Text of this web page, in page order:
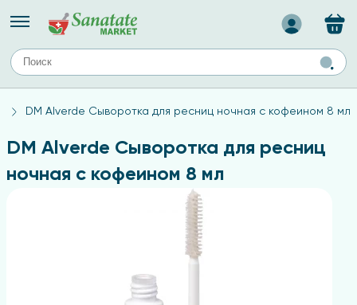
лица
Назад
ТИПЫ КОЖИ
Средства для комбинированной кожи
Средства для проблемной кожи
Средства для жирной кожи
Средства для чувствительной кожи
DM Alverde Сыворотка для ресниц ночная с кофеином 8 мл
DM Alverde Сыворотка для ресниц
ночная с кофеином 8 мл